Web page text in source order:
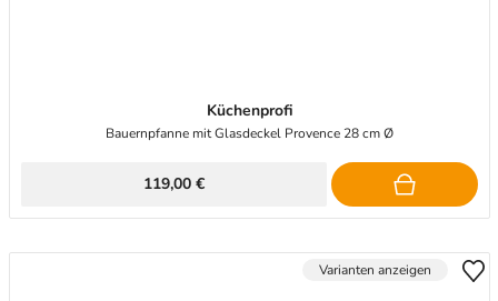
Küchenprofi
Bauernpfanne mit Glasdeckel Provence 28 cm Ø
119,00 €
Varianten anzeigen